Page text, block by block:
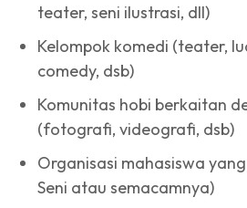
teater, seni ilustrasi, dll)
Kelompok komedi (teater,
comedy, dsb)
Komunitas hobi berkaitan
(fotografi, videografi, dsb)
Organisasi mahasiswa
Seni atau semacamnya)